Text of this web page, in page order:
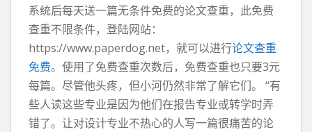
系统后每天送一篇无条件免费的论文查重，此免费
查重不限条件，登陆网站：
https://www.paperdog.net，就可以进行论文查重
免费。使用了免费查重次数后，免费查重也只要3元
每篇。尽管他头疼，但小河仍然非常了解它们。 “有
些人读这些专业是因为他们在报告专业或转学时弄
错了。让对设计专业不热心的人写一篇很痛苦的论